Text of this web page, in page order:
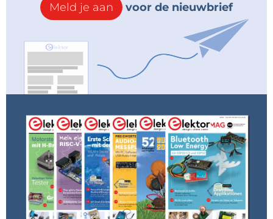
Meld je aan voor de nieuwbrief